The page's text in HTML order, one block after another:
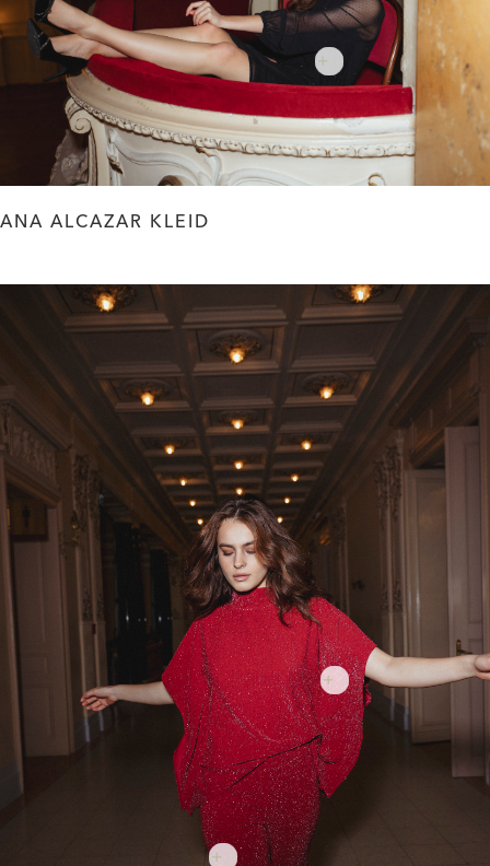
ANA ALCAZAR KLEID